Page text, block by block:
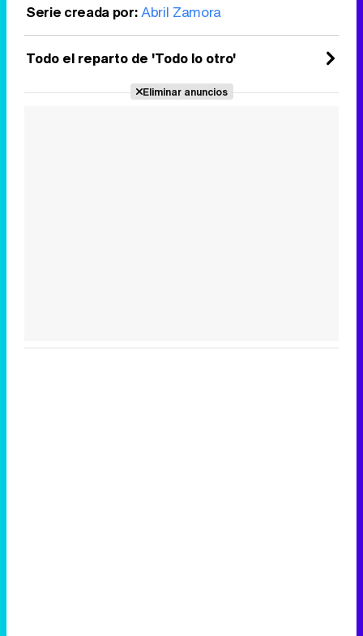
Serie creada por:Abril Zamora
Todo el reparto de 'Todo lo otro'
Eliminar anuncios